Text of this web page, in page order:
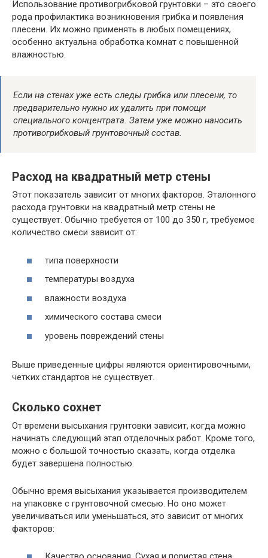
Использование противогрибковой грунтовки – это своего
рода профилактика возникновения грибка и появления
плесени. Их можно применять в любых помещениях,
особенно актуальна обработка комнат с повышенной
влажностью.
Если на стенах уже есть следы грибка или плесени, то
предварительно нужно их удалить при помощи
специального концентрата. Затем уже можно наносить
противогрибковый грунтовочный состав.
Расход на квадратный метр стены
Этот показатель зависит от многих факторов. Эталонного
расхода грунтовки на квадратный метр стены не
существует. Обычно требуется от 100 до 350 г, требуемое
количество смеси зависит от:
типа поверхности
температуры воздуха
влажности воздуха
химического состава смеси
уровень повреждений стены
Выше приведенные цифры являются ориентировочными,
четких стандартов не существует.
Сколько сохнет
От времени высыхания грунтовки зависит, когда можно
начинать следующий этап отделочных работ. Кроме того,
можно с большой точностью сказать, когда отделка
будет завершена полностью.
Обычно время высыхания указывается производителем
на упаковке с грунтовочной смесью. Но оно может
увеличиваться или уменьшаться, это зависит от многих
факторов: